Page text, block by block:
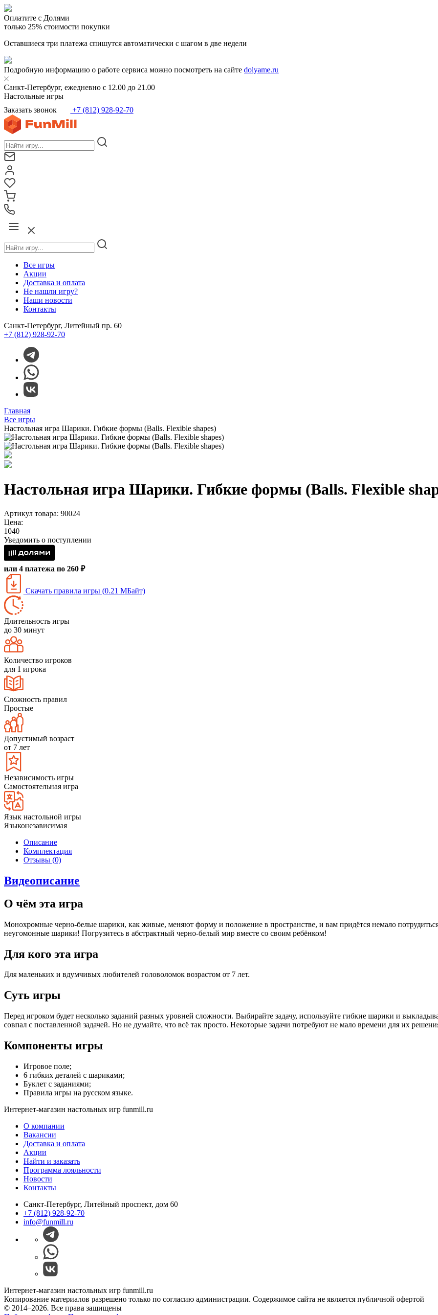
Оплатите с Долями
только 25% стоимости покупки
Оставшиеся три платежа спишутся автоматически с шагом в две недели
Подробную информацию о работе сервиса можно посмотреть на сайте dolyame.ru
Санкт-Петербург, ежедневно с 12.00 до 21.00
Настольные игры
Заказать звонок
+7 (812) 928-92-70
Все игры
Акции
Доставка и оплата
Не нашли игру?
Наши новости
Контакты
Санкт-Петербург, Литейный пр. 60
+7 (812) 928-92-70
Главная
Все игры
Настольная игра Шарики. Гибкие формы (Balls. Flexible shapes)
Настольная игра Шарики. Гибкие формы (Balls. Flexible
Артикул товара: 90024
Цена:
1040
Уведомить о поступлении
или 4 платежа по 260 ₽
Скачать правила игры (0.21 МБайт)
Длительность игры
до 30 минут
Количество игроков
для 1 игрока
Сложность правил
Простые
Допустимый возраст
от 7 лет
Независимость игры
Самостоятельная игра
Язык настольной игры
Языконезависимая
Описание
Комплектация
Отзывы (0)
Видеописание
О чём эта игра
Монохромные черно-белые шарики, как живые, меняют форму и положение в пространстве, и вам придётся немало
неугомонные шарики! Погрузитесь в абстрактный черно-белый мир вместе со своим ребёнком!
Для кого эта игра
Для маленьких и вдумчивых любителей головоломок возрастом от 7 лет.
Суть игры
Перед игроком будет несколько заданий разных уровней сложности. Выбирайте задачу, используйте гибкие шарики и
совпал с поставленной задачей. Но не думайте, что всё так просто. Некоторые задачи потребуют не мало времени для их
Компоненты игры
Игровое поле;
6 гибких деталей с шариками;
Буклет с заданиями;
Правила игры на русском языке.
Интернет-магазин настольных игр funmill.ru
О компании
Вакансии
Доставка и оплата
Акции
Найти и заказать
Программа лояльности
Новости
Контакты
Санкт-Петербург, Литейный проспект, дом 60
+7 (812) 928-92-70
info@funmill.ru
Интернет-магазин настольных игр funmill.ru
Копирование материалов разрешено только по согласию администрации. Содержимое сайта не является публичной офертой
© 2014–2026. Все права защищены